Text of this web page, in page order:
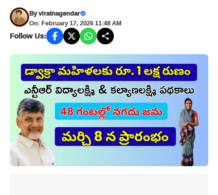
Byviratnagendar
On: February 17, 2026 11:48 AM
Follow Us: